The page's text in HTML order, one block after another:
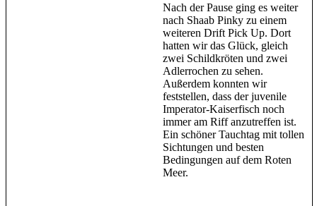
Nach der Pause ging es weiter
nach Shaab Pinky zu einem
weiteren Drift Pick Up. Dort
hatten wir das Glück, gleich
zwei Schildkröten und zwei
Adlerrochen zu sehen.
Außerdem konnten wir
feststellen, dass der juvenile
Imperator-Kaiserfisch noch
immer am Riff anzutreffen ist.
Ein schöner Tauchtag mit tollen
Sichtungen und besten
Bedingungen auf dem Roten
Meer.